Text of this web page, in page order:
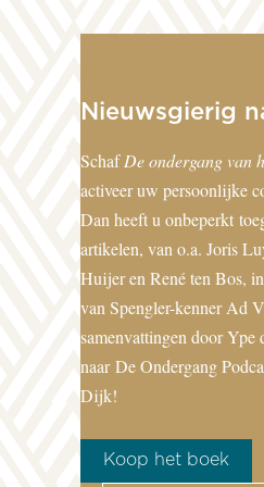
Nieuwsgierig
SchafDe ondergang van
activeer uw persoonlijke
Dan heeft u onbeperkt
artikelen, van o.a. Joris
Huijer en René ten Bos,
van Spengler-kenner Ad
samenvattingen door Ype
naar De Ondergang
Dijk!
Koop het boek